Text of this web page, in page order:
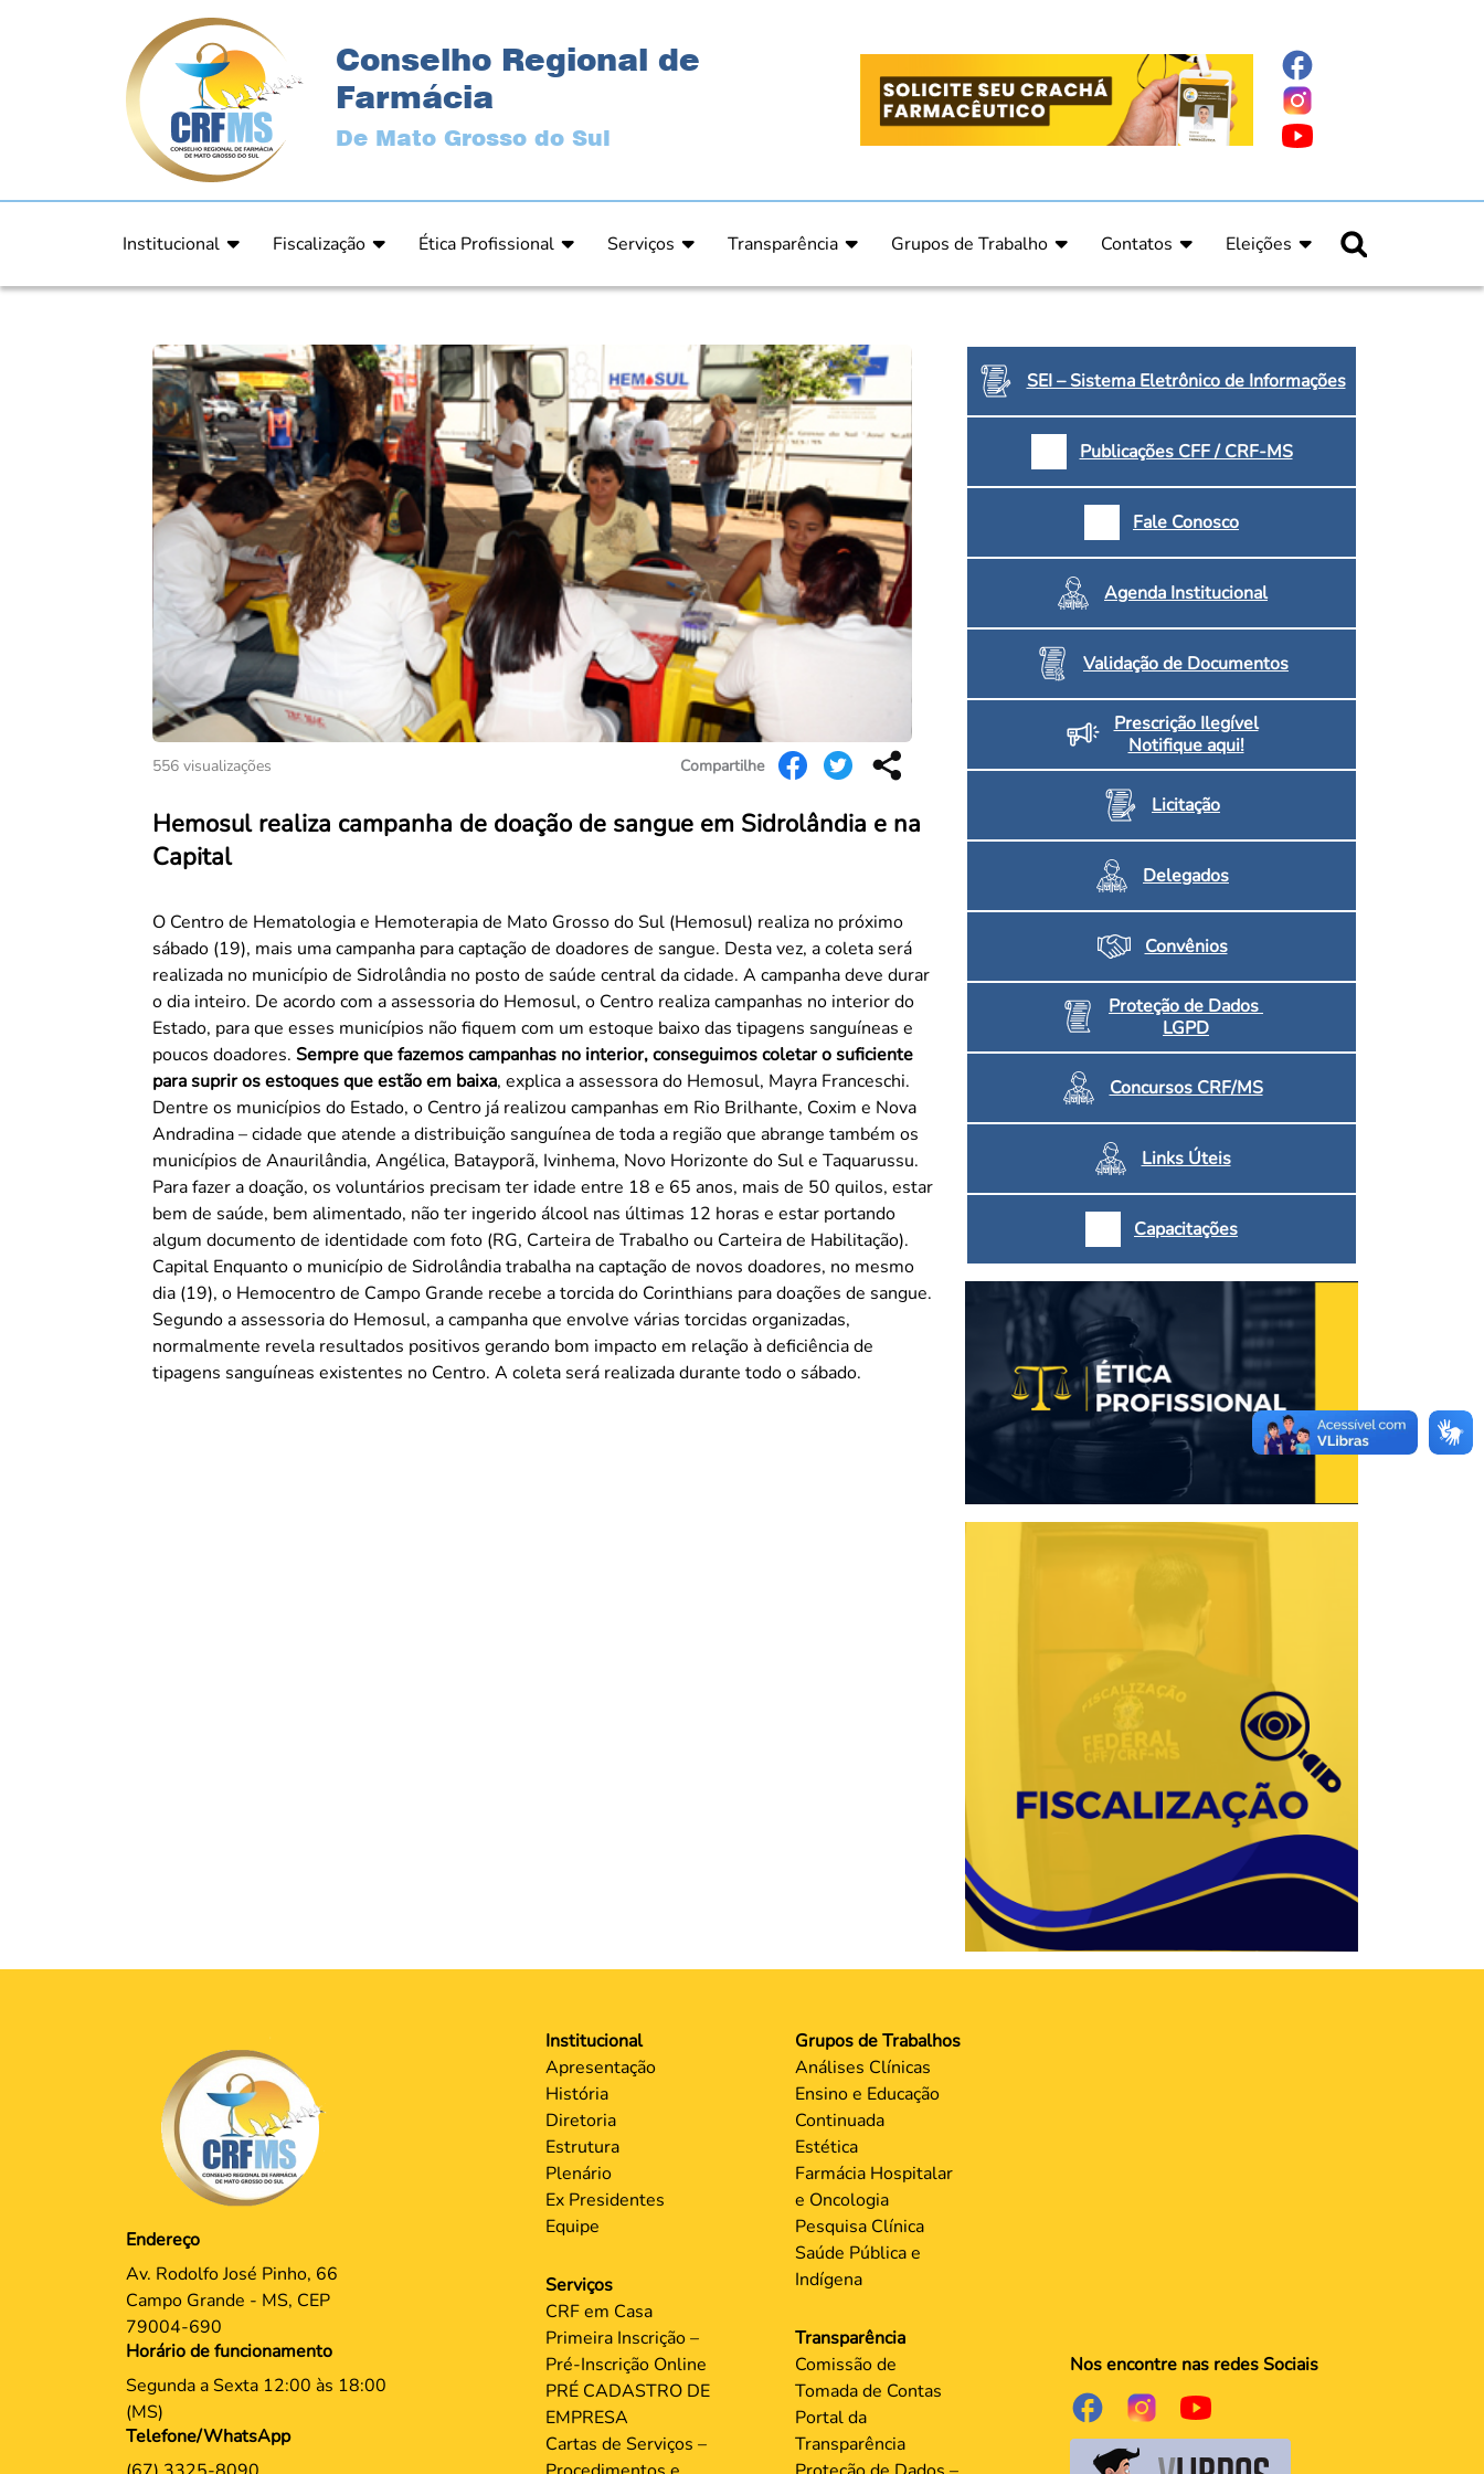
Conselho Regional de
Farmácia
De Mato Grosso do Sul
Institucional
Estrutura
Diretoria
Plenário
Ex Presidentes
Equipe
Fiscalização
Orientação
Processos Fiscais
Relatórios
Ética Profissional
Comunicado de Julgamento
Resultado de Julgamento / Acórdão
Relatório Comissão de Ética CRFMS
Serviços
Cartas de Serviços – Procedimentos e formulários
Prazos de Processos Secretaria
Orientações Técnicas
Ouvidoria
Dúvidas Frequentes
Convenção Coletiva 2025/2026 – Piso salarial Farmácias e Drogaria
Consulta de Farmacêuticos e Estabelecimentos Inscritos no CRF/MS
Transparência
Proteção de Dados – LGPD
Grupos de Trabalho
Farmácia Hospitalar e Oncologia
Pesquisa Clínica
Saúde Pública e Indígena
Contatos
Eleições
Candidatos
556 visualizações Compartilhe
Hemosul realiza campanha de doação de sangue em Sidrolândia e na
Capital
O Centro de Hematologia e Hemoterapia de Mato Grosso do Sul (Hemosul) realiza no próximo
sábado (19), mais uma campanha para captação de doadores de sangue. Desta vez, a coleta será
realizada no município de Sidrolândia no posto de saúde central da cidade. A campanha deve durar
o dia inteiro. De acordo com a assessoria do Hemosul, o Centro realiza campanhas no interior do
Estado, para que esses municípios não fiquem com um estoque baixo das tipagens sanguíneas e
poucos doadores. Sempre que fazemos campanhas no interior, conseguimos coletar o suficiente
para suprir os estoques que estão em baixa, explica a assessora do Hemosul, Mayra Franceschi.
Dentre os municípios do Estado, o Centro já realizou campanhas em Rio Brilhante, Coxim e Nova
Andradina – cidade que atende a distribuição sanguínea de toda a região que abrange também os
municípios de Anaurilândia, Angélica, Batayporã, Ivinhema, Novo Horizonte do Sul e Taquarussu.
Para fazer a doação, os voluntários precisam ter idade entre 18 e 65 anos, mais de 50 quilos, estar
bem de saúde, bem alimentado, não ter ingerido álcool nas últimas 12 horas e estar portando
algum documento de identidade com foto (RG, Carteira de Trabalho ou Carteira de Habilitação).
Capital Enquanto o município de Sidrolândia trabalha na captação de novos doadores, no mesmo
dia (19), o Hemocentro de Campo Grande recebe a torcida do Corinthians para doações de sangue.
Segundo a assessoria do Hemosul, a campanha que envolve várias torcidas organizadas,
normalmente revela resultados positivos gerando bom impacto em relação à deficiência de
tipagens sanguíneas existentes no Centro. A coleta será realizada durante todo o sábado.
SEI – Sistema Eletrônico de Informações
Publicações CFF / CRF-MS
Fale Conosco
Agenda Institucional
Validação de Documentos
Prescrição Ilegível
Notifique aqui!
Licitação
Delegados
Convênios
Proteção de Dados
LGPD
Concursos CRF/MS
Links Úteis
Capacitações
Endereço
Av. Rodolfo José Pinho, 66
Campo Grande - MS, CEP
79004-690
Horário de funcionamento
Segunda a Sexta 12:00 às 18:00
(MS)
Telefone/WhatsApp
Institucional
Apresentação
História
Diretoria
Estrutura
Plenário
Ex Presidentes
Equipe
Serviços
CRF em Casa
Primeira Inscrição –
Pré-Inscrição Online
PRÉ CADASTRO DE
EMPRESA
Cartas de Serviços –
Grupos de Trabalhos
Análises Clínicas
Ensino e Educação
Continuada
Estética
Farmácia Hospitalar
e Oncologia
Pesquisa Clínica
Saúde Pública e
Indígena
Transparência
Comissão de
Tomada de Contas
Portal da
Transparência
Nos encontre nas redes Sociais